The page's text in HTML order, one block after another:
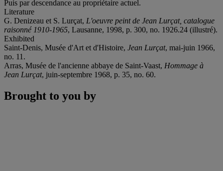
Puis par descendance au propriétaire actuel.
Literature
G. Denizeau et S. Lurçat, L'oeuvre peint de Jean Lurçat, catalogue
raisonné 1910-1965, Lausanne, 1998, p. 300, no. 1926.24 (illustré).
Exhibited
Saint-Denis, Musée d'Art et d'Histoire, Jean Lurçat, mai-juin 1966,
no. 11.
Arras, Musée de l'ancienne abbaye de Saint-Vaast, Hommage à
Jean Lurçat, juin-septembre 1968, p. 35, no. 60.
Brought to you by